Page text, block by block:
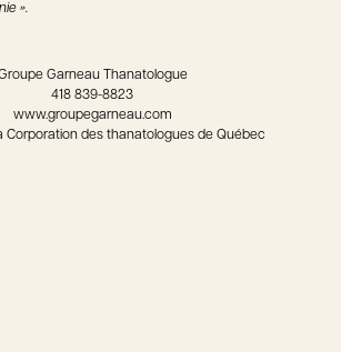
».
Garneau Thanatologue
418 839-8823
www.groupegarneau.com
Corporation des thanatologues de Québec